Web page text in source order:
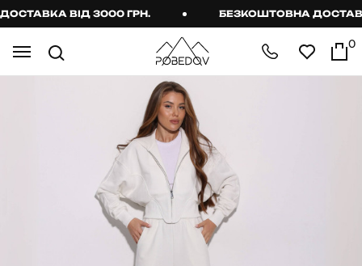
ВІД 3000 ГРН. БЕЗКОШТОВНА ДОСТАВКА
0